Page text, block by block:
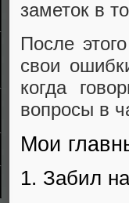
заметок в
После
свои
когда
вопросы в
Мои
1. Забил